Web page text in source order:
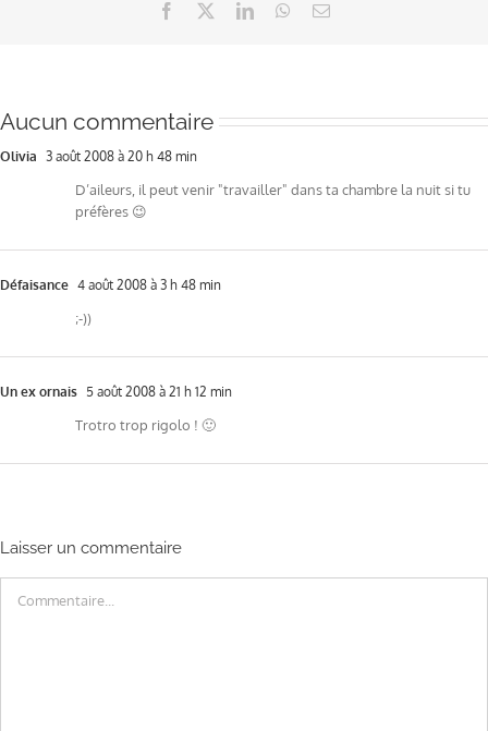
Facebook LinkedInWhatsApp
Email
Aucun commentaire
Olivia 3 août 2008 à 20 h 48 min
D’aileurs, il peut venir "travailler" dans ta chambre la nuit si tu
préfères 😉
Défaisance 4 août 2008 à 3 h 48 min
;-))
Un ex ornais 5 août 2008 à 21 h 12 min
Trotro trop rigolo ! 🙂
Laisser un commentaire